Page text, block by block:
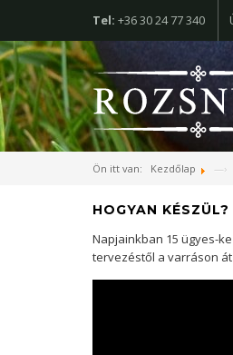
Tel: +36 30 24 77 340
Ön itt van: Kezdőlap
HOGYAN KÉSZÜL?
Napjainkban 15 ügyes-
tervezéstől a varráson